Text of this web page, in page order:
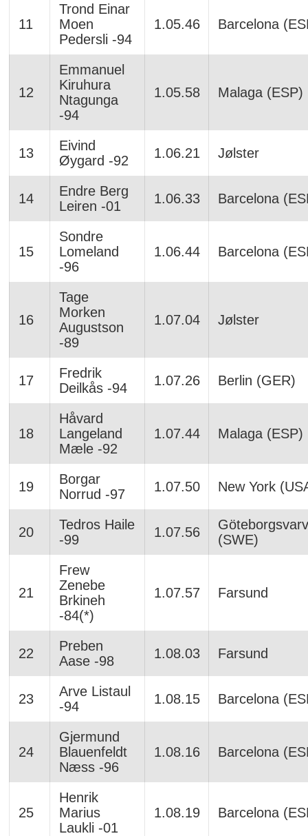
11
Trond Einar
Moen
Pedersli -94
1.05.46 Barcelona
12
Emmanuel
Kiruhura
Ntagunga
-94
1.05.58 Malaga (ESP)
13
Eivind
Øygard -92
1.06.21 Jølster
14
Endre Berg
Leiren -01
1.06.33 Barcelona
15
Sondre
Lomeland
-96
1.06.44 Barcelona
16
Tage
Morken
Augustson
-89
1.07.04 Jølster
17
Fredrik
Deilkås -94
1.07.26 Berlin (GER)
18
Håvard
Langeland
Mæle -92
1.07.44 Malaga (ESP)
19
Borgar
Norrud -97
1.07.50 New York
20
Tedros Haile
-99
1.07.56
(SWE)
21
Frew
Zenebe
Brkineh
-84(*)
1.07.57 Farsund
22
Preben
Aase -98
1.08.03 Farsund
23
Arve Listaul
-94
1.08.15 Barcelona
24
Gjermund
Blauenfeldt
Næss -96
1.08.16 Barcelona
25
Henrik
Marius
Laukli -01
1.08.19 Barcelona